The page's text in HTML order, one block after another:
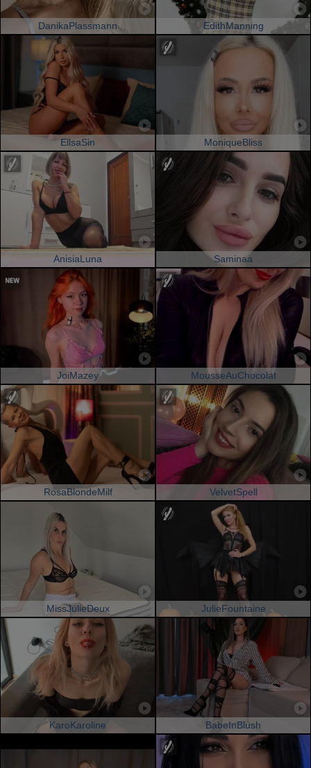
DanikaPlassmann EdithManning
EllsaSin MoniqueBliss
AnisiaLuna Saminaa
JoiMazey MousseAuChocolat
RosaBlondeMilf VelvetSpell
MissJulieDeux JulieFountaine
KaroKaroline BabeInBlush